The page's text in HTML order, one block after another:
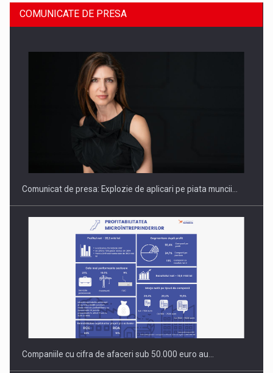
PUTTING ROMANIAN CORPORATE COMPANIES ON THE
INTERNATIONAL BUSINESS SCENE
OUR EDGE WILL COME FROM BEING THE MOST DIGITALIZED…
COMUNICATE DE PRESA
Comunicat de presa: Explozie de aplicari pe piata muncii…
Companiile cu cifra de afaceri sub 50.000 euro au…